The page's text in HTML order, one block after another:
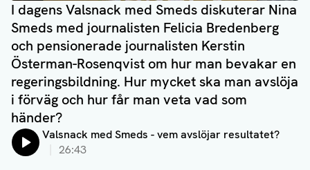
I dagens Valsnack med Smeds diskuterar Nina
Smeds med journalisten Felicia Bredenberg
och pensionerade journalisten Kerstin
Österman-Rosenqvist om hur man bevakar en
regeringsbildning. Hur mycket ska man avslöja
i förväg och hur får man veta vad som
händer?
Lyssna på:
Valsnack med Smeds - vem avslöjar resultatet?
26:43